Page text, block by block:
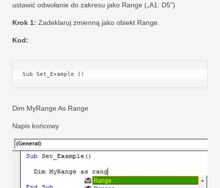
ustawić odwołanie do zakresu jako Range („A1: D5”)
Krok 1: Zadeklaruj zmienną jako obiekt Range.
Kod:
Sub Set_Example ()
Dim MyRange As Range
Napis końcowy